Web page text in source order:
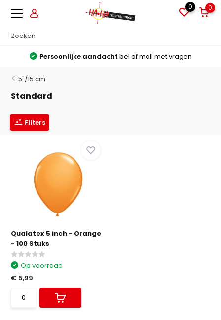
0 0
Persoonlijke aandacht bel of mail met vragen
5"/15 cm
Standard
Filters
Qualatex 5 inch - Orange
- 100 Stuks
Op voorraad
€ 5,99